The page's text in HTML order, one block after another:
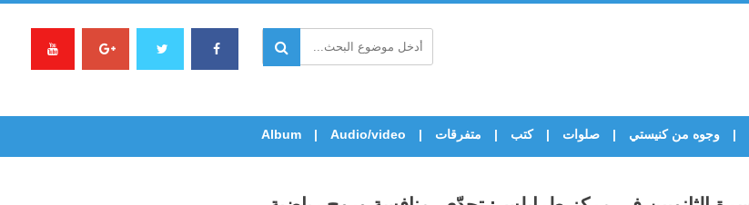
وجوه من كنيستي صلوات كتب متفرقات Audio/video
Album